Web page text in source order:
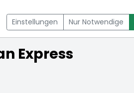
NACHRICHTEN
Express
Einstellungen Nur Notwendige